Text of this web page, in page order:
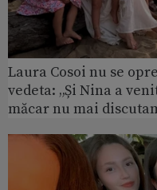
Laura Cosoi nu se
vedeta: „Și Nina a
măcar nu mai